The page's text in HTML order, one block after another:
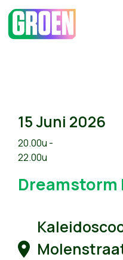
15 Juni 2026
20.00u -
22.00u
Dreamstorm